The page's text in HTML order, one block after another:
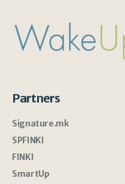
Partners
Signature.mk
SPFINKI
FINKI
SmartUp